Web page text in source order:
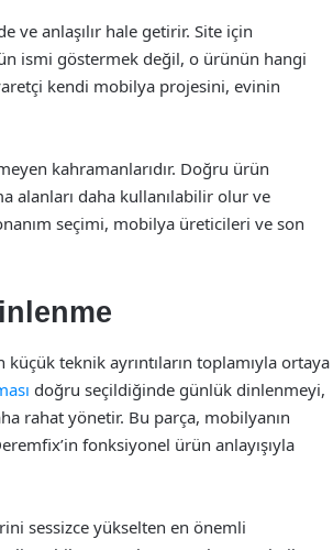
ve anlaşılır hale getirir. Site için
ismi göstermek değil, o ürünün hangi
kendi mobilya projesini, evinin
kahramanlarıdır. Doğru ürün
alanları daha kullanılabilir olur ve
seçimi, mobilya üreticileri ve son
küçük teknik ayrıntıların toplamıyla ortaya
doğru seçildiğinde günlük dinlenmeyi,
rahat yönetir. Bu parça, mobilyanın
fonksiyonel ürün anlayışıyla
sessizce yükselten en önemli